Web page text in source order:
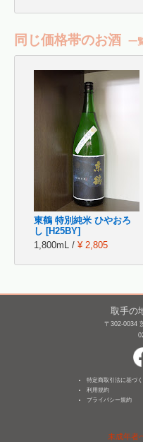
同じ価格帯のお酒 一
東鶴 特別純米 ひやおろ
し [H25BY]
1,800mL / ¥ 2,805
取手の
〒302-0034
特定商取引法に基づ
利用規約
プライバシー規約
未成年者